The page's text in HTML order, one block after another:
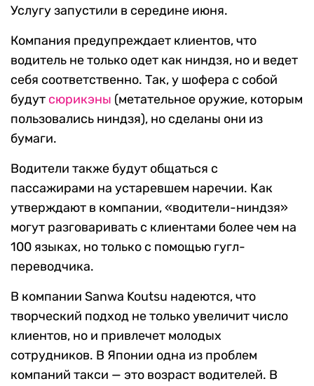
Услугу запустили в середине июня.
Компания предупреждает клиентов, что
водитель не только одет как ниндзя, но и ведет
себя соответственно. Так, у шофера с собой
будут сюрикэны (метательное оружие, которым
пользовались ниндзя), но сделаны они из
бумаги.
Водители также будут общаться с
пассажирами на устаревшем наречии. Как
утверждают в компании, «водители-ниндзя»
могут разговаривать с клиентами более чем на
100 языках, но только с помощью гугл-
переводчика.
В компании Sanwa Koutsu надеются, что
творческий подход не только увеличит число
клиентов, но и привлечет молодых
сотрудников. В Японии одна из проблем
компаний такси — это возраст водителей. В